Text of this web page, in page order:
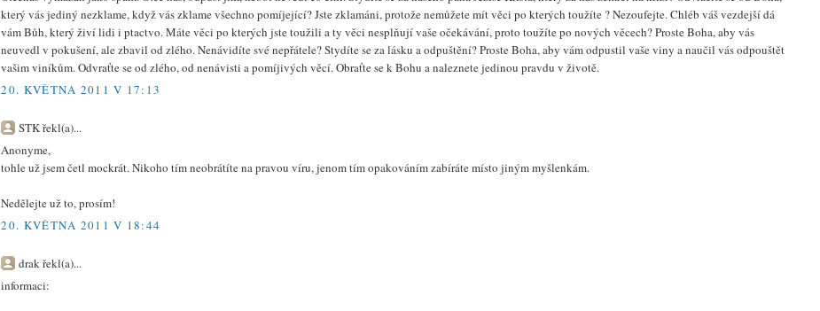
který vás jediný nezklame, když vás zklame všechno pomíjející? Jste zklamáni, protože nemůžete mít věci po kterých toužíte ? Nezoufejte. Chléb váš vezdejší dá
vám Bůh, který živí lidi i ptactvo. Máte věci po kterých jste toužili a ty věci nesplňují vaše očekávání, proto toužíte po nových věcech? Proste Boha, aby vás
neuvedl v pokušení, ale zbavil od zlého. Nenávidíte své nepřátele? Stydíte se za lásku a odpuštění? Proste Boha, aby vám odpustil vaše viny a naučil vás odpouštět
vašim viníkům. Odvraťte se od zlého, od nenávisti a pomíjivých věcí. Obraťte se k Bohu a naleznete jedinou pravdu v životě.
20. KVĚTNA 2011 V 17:13
STK řekl(a)...
Anonyme,
tohle už jsem četl mockrát. Nikoho tím neobrátíte na pravou víru, jenom tím opakováním zabíráte místo jiným myšlenkám.
Nedělejte už to, prosím!
20. KVĚTNA 2011 V 18:44
drak řekl(a)...
informaci: